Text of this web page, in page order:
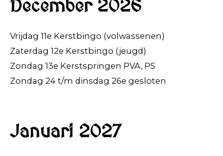
December 2026
Vrijdag 11e Kerstbingo (volwassenen)
Zaterdag 12e Kerstbingo (jeugd)
Zondag 13e Kerstspringen PVA, PS
Zondag 24 t/m dinsdag 26e gesloten
Januari 2027